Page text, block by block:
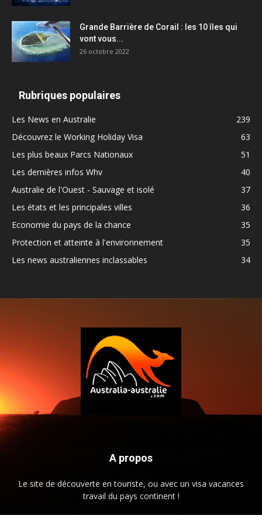
Grande Barrière de Corail : les 10 îles qui
vont vous...
26 octobre 2022
Rubriques populaires
Les News en Australie
239
Découvrez le Working Holiday Visa
63
Les plus beaux Parcs Nationaux
51
Les dernières infos Whv
40
Australie de l'Ouest - Sauvage et isolé
37
Les états et les principales villes
36
Economie du pays de la chance
35
Protection et atteinte à l'environnement
35
Les news australiennes inclassables
34
A propos
Le site de découverte en touriste, ou avec un visa vacances
travail du pays continent !